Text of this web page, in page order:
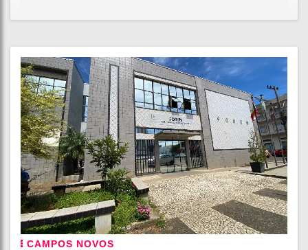
CAMPOS NOVOS